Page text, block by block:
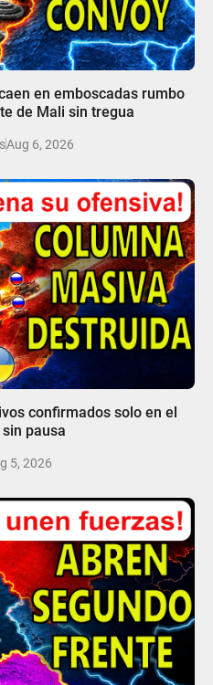
en emboscadas rumbo
de Mali sin tregua
Aug 6, 2026
confirmados solo en el
pausa
5, 2026